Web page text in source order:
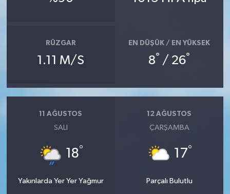
RÜZGAR
1.11 M/S
EN DÜŞÜK / EN YÜKSEK
8° / 26°
11 AĞUSTOS
SALI
18°
Yakınlarda Yer Yer Yağmur
12 AĞUSTOS
ÇARŞAMBA
17°
Parçalı Bulutlu